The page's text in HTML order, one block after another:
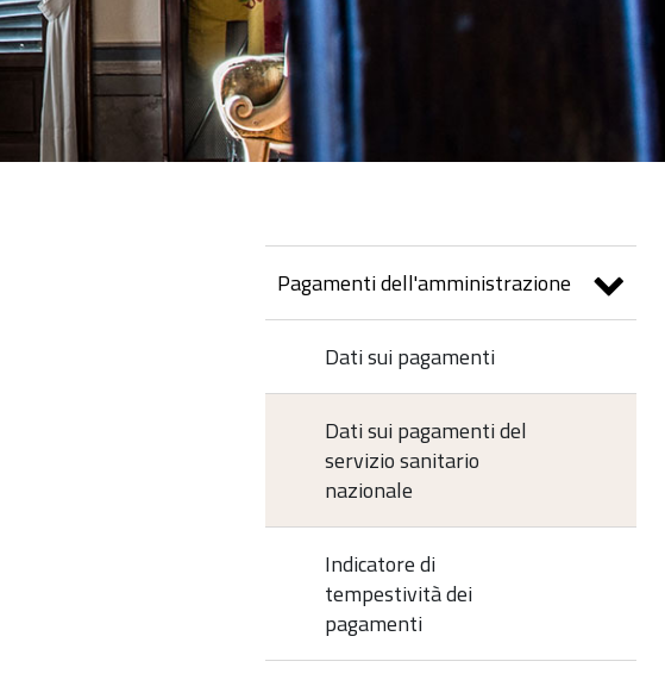
Pagamenti dell'amministrazione
Dati sui pagamenti
Dati sui pagamenti del
servizio sanitario
nazionale
Indicatore di
tempestività dei
pagamenti